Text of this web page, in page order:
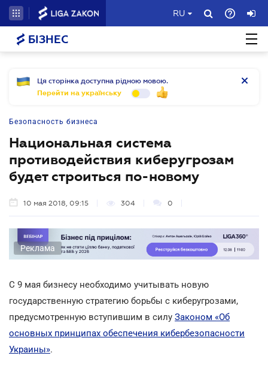
RU
БІЗНЕС
Ця сторінка доступна рідною мовою.
Перейти на українську
Безопасность бизнеса
Национальная система
противодействия киберугрозам
будет строиться по-новому
10 мая 2018, 09:15 304 0
Реклама
С 9 мая бизнесу необходимо учитывать новую
государственную стратегию борьбы с киберугрозами,
предусмотренную вступившим в силу Законом «Об
основных принципах обеспечения кибербезопасности
Украины».